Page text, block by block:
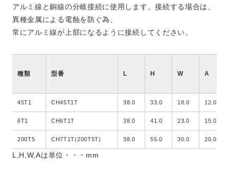
アルミ線と銅線の分岐接続に使用します。接続する場合は、
異種金属による電蝕を防ぐ為、
常にアルミ線が上部になるように接続してください。
種類 型番 L H W A
45T1 CH45T1T 38.0 33.0 18.0 12.0
6T1 CH6T1T 38.0 41.0 23.0 15.0
200T5 CH7T1T(200T5T) 38.0 55.0 30.0 20.0
L,H,W,Aは単位・・・mm